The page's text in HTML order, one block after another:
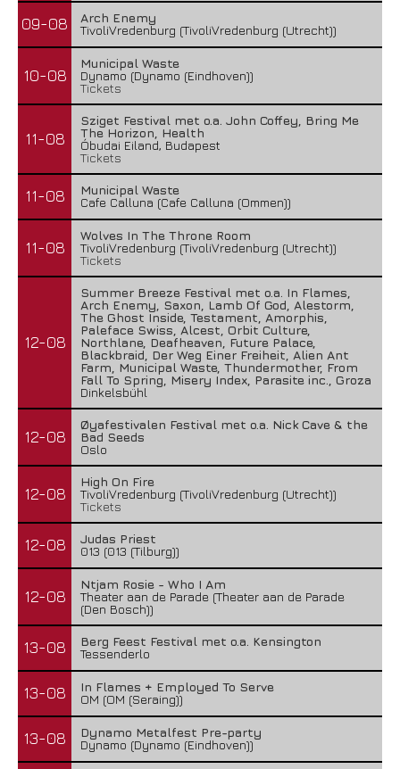
09-08
Arch Enemy
TivoliVredenburg (TivoliVredenburg (Utrecht))
10-08
Municipal Waste
Dynamo (Dynamo (Eindhoven))
Tickets
11-08
Sziget Festival met o.a. John Coffey, Bring Me
The Horizon, Health
Óbudai Eiland, Budapest
Tickets
11-08
Municipal Waste
Cafe Calluna (Cafe Calluna (Ommen))
11-08
Wolves In The Throne Room
TivoliVredenburg (TivoliVredenburg (Utrecht))
Tickets
12-08
Summer Breeze Festival met o.a. In Flames,
Arch Enemy, Saxon, Lamb Of God, Alestorm,
The Ghost Inside, Testament, Amorphis,
Paleface Swiss, Alcest, Orbit Culture,
Northlane, Deafheaven, Future Palace,
Blackbraid, Der Weg Einer Freiheit, Alien Ant
Farm, Municipal Waste, Thundermother, From
Fall To Spring, Misery Index, Parasite inc., Groza
Dinkelsbühl
12-08
Øyafestivalen Festival met o.a. Nick Cave & the
Bad Seeds
Oslo
12-08
High On Fire
TivoliVredenburg (TivoliVredenburg (Utrecht))
Tickets
12-08
Judas Priest
013 (013 (Tilburg))
12-08
Ntjam Rosie - Who I Am
Theater aan de Parade (Theater aan de Parade
(Den Bosch))
13-08
Berg Feest Festival met o.a. Kensington
Tessenderlo
13-08
In Flames + Employed To Serve
OM (OM (Seraing))
13-08
Dynamo Metalfest Pre-party
Dynamo (Dynamo (Eindhoven))